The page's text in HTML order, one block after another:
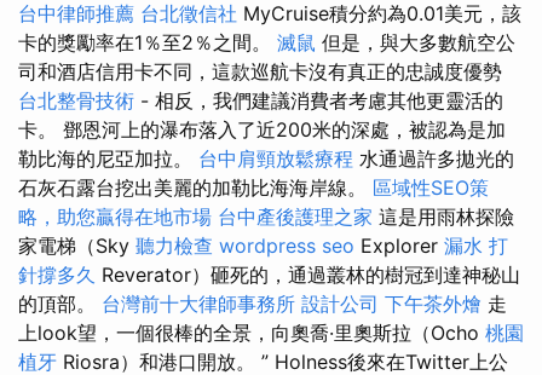
台中律師推薦 台北徵信社 MyCruise積分約為0.01美元，該
卡的獎勵率在1％至2％之間。 滅鼠 但是，與大多數航空公
司和酒店信用卡不同，這款巡航卡沒有真正的忠誠度優勢
台北整骨技術 - 相反，我們建議消費者考慮其他更靈活的
卡。 鄧恩河上的瀑布落入了近200米的深處，被認為是加
勒比海的尼亞加拉。 台中肩頸放鬆療程 水通過許多拋光的
石灰石露台挖出美麗的加勒比海海岸線。 區域性SEO策
略，助您贏得在地市場 台中產後護理之家 這是用雨林探險
家電梯（Sky 聽力檢查 wordpress seo Explorer 漏水 打
針撐多久 Reverator）砸死的，通過叢林的樹冠到達神秘山
的頂部。 台灣前十大律師事務所 設計公司 下午茶外燴 走
上look望，一個很棒的全景，向奧喬·里奧斯拉（Ocho 桃園
植牙 Riosra）和港口開放。 ” Holness後來在Twitter上公